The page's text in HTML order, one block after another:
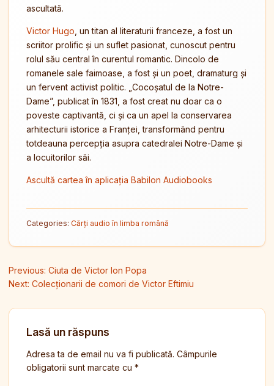
ascultată.
Victor Hugo , un titan al literaturii franceze, a fost un
scriitor prolific și un suflet pasionat, cunoscut pentru
rolul său central în curentul romantic. Dincolo de
romanele sale faimoase, a fost și un poet, dramaturg și
un fervent activist politic. „Cocoșatul de la Notre-
Dame”, publicat în 1831, a fost creat nu doar ca o
poveste captivantă, ci și ca un apel la conservarea
arhitecturii istorice a Franței, transformând pentru
totdeauna percepția asupra catedralei Notre-Dame și
a locuitorilor săi.
Ascultă cartea în aplicația Babilon Audiobooks
Categories: Cărți audio în limba română
Navigare în articole
Previous: Ciuta de Victor Ion Popa
Next: Colecționarii de comori de Victor Eftimiu
Lasă un răspuns
Adresa ta de email nu va fi publicată. Câmpurile
obligatorii sunt marcate cu *